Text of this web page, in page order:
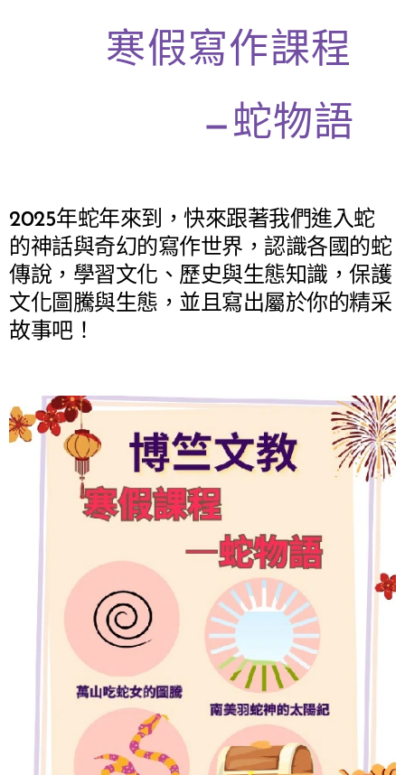
寒假寫作課程
—蛇物語
2025年蛇年來到，快來跟著我們進入蛇
的神話與奇幻的寫作世界，認識各國的蛇
傳說，學習文化、歷史與生態知識，保護
文化圖騰與生態，並且寫出屬於你的精采
故事吧！